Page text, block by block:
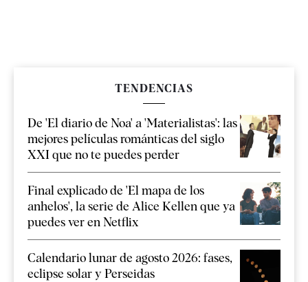
TENDENCIAS
De 'El diario de Noa' a 'Materialistas': las
mejores películas románticas del siglo
XXI que no te puedes perder
Final explicado de 'El mapa de los
anhelos', la serie de Alice Kellen que ya
puedes ver en Netflix
Calendario lunar de agosto 2026: fases,
eclipse solar y Perseidas